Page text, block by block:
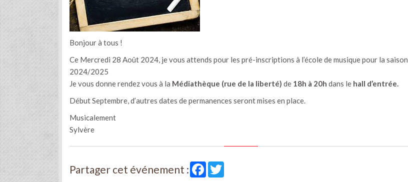
Bonjour à tous !
Ce Mercredi 28 Août 2024, je vous attends pour les pré-inscriptions à l’école de musique pour la saison
2024/2025
Je vous donne rendez vous à la Médiathèque (rue de la liberté) de 18h à 20h dans le hall d’entrée.
Début Septembre, d’autres dates de permanences seront mises en place.
Musicalement
Sylvère
Partager cet événement : Facebook